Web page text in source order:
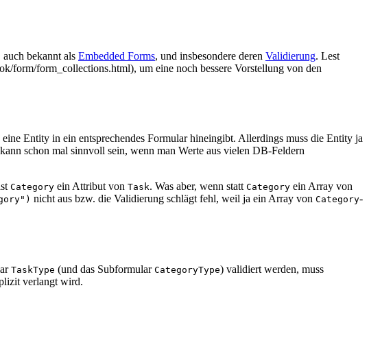
bekannt als Embedded Forms, und insbesondere deren Validierung. Lest
form/form_collections.html), um eine noch bessere Vorstellung von den
Entity in ein entsprechendes Formular hineingibt. Allerdings muss die Entity ja
schon mal sinnvoll sein, wenn man Werte aus vielen DB-Feldern
Category ein Attribut von Task. Was aber, wenn statt Category ein Array von
nicht aus bzw. die Validierung schlägt fehl, weil ja ein Array von Category-
TaskType (und das Subformular CategoryType) validiert werden, muss
verlangt wird.